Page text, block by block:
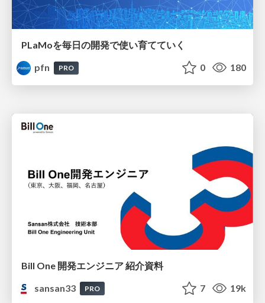
PLaMoを毎日の開発で使い育てていく
pfn
PRO 0 180
Bill One 開発エンジニア 紹介資料
sansan33
PRO 7 19k